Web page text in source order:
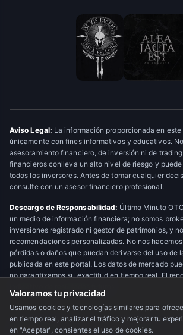
Aviso Legal: La información proporcionada en
únicamente con fines informativos y educativos.
asesoramiento financiero, de inversión ni de
financieros conlleva un alto nivel de riesgo y
todos los inversores. Antes de tomar cualquier
consulte con un asesor financiero profesional.
Descargo de Responsabilidad: Último Minuto
un medio de información financiera; no somos
inversiones registrado ni gestor de patrimonios, y
recomendaciones personalizadas. No nos
pérdidas o daños que puedan derivarse del uso de
publicada en este portal. Los datos de mercado
no garantizamos su exactitud en tiempo real. El
© 2026 Último Minuto OTC Financial Markets.
Valoramos tu privacidad
Usamos cookies y tecnologías similares para
en tiempo real, analizar el tráfico y mejorar tu
en "Aceptar", consientes el uso de cookies.